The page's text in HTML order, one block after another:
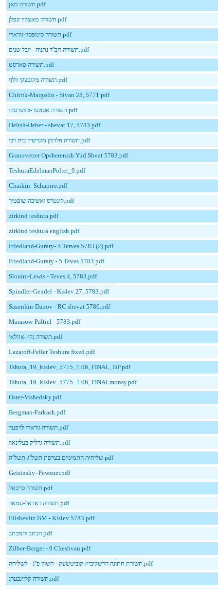
תשורה מאן.pdf
תשורה מאצקין קפלן.pdf
תשורה סימפסון-גורארי.pdf
תשורה חב''ד נתניה - יובל שנים.pdf
תשורה פארסט.pdf
תשורה מקובצקי וולף.pdf
Chitrik-Margolin - Sivan 28, 5771.pdf
תשורה אסטער-טווערסקי.pdf
Deitsh-Heber - shevat 17, 5783.pdf
תשורה פלדמן מונדשיין בית רבי.pdf
Granovetter Opsherenish Yud Shvat 5783.pdf
TeshuraEdelmanPolter_9.pdf
Chaikin- Schapiro.pdf
קונטרס ואשיבה שופטיך.pdf
zirkind teshura.pdf
zirkind teshura english.pdf
Friedland-Gurary- 5 Terves 5783 (2).pdf
Friedland-Gurary - 5 Teves 5783.pdf
Slonim-Lewis - Teves 4, 5783.pdf
Spindler-Gendel - Kislev 27, 5783.pdf
Sasonkin-Danov - RC shevat 5780.pdf
Marasow-Paltiel - 5783.pdf
תשורה נקי–אזולאי.pdf
Lazaroff-Feller Teshura fixed.pdf
Tshura_19_kislev_5775_1.06_FINAL_BP.pdf
Tshura_19_kislev_5775_1.06_FINALmonsy.pdf
Oster-Vishedsky.pdf
Bergman-Farkash.pdf
תשורה גורארי לויפער.pdf
תשורה גרליק בעלינאוו.pdf
שליחות התמימים בצרפת תשל''ג-תשל''ה.pdf
Geisinsky–Pewzner.pdf
תשורה סייבאל.pdf
תשורה ראדאל-עמאר.pdf
Elishevitz BM - Kislev 5783.pdf
הכתב והמכתב.pdf
Zilber-Berger - 9 Cheshvan.pdf
תשורת חתונה הרשקוביץ-קוביטשעק - חשוון פ''ג - לשליחה.pdf
תשורה קליינבערג.pdf